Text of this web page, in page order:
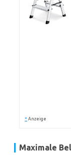
* Anzeige
Maximale